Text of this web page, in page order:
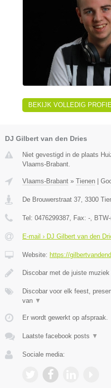
BEKIJK VOLLEDIG
DJ Gilbert van den Dries
Niet gevestigd in de plaats
Vlaams-Brabant.
Vlaams-Brabant » Tienen |
De Brouwerstraat 37 3300
Tel: 0476299387 , Fax: - ,
E-mail › DJ Gilbert van den
Website: https://
Discobar met de juiste
Discobar voor elk feest,
van ▼
Er wordt gewerkt op afspraak.
Laatste facebook posts ▼
Sociale media: